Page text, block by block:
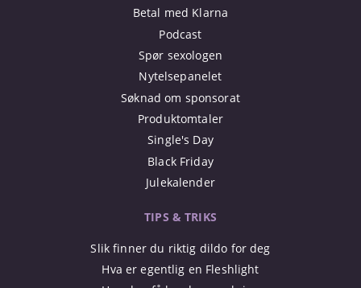
Betal med Klarna
Podcast
Spør sexologen
Nytelsepanelet
Søknad om sponsorat
Produktomtaler
Single's Day
Black Friday
Julekalender
TIPS & TRIKS
Slik finner du riktig dildo for deg
Hva er egentlig en Fleshlight